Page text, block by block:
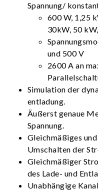
Spannung/
600 W, 1,25
30kW, 50
und 500 V
2600 A an
Simulation der
entladung.
Äußerst genaue
Spannung.
Gleichmäßiges
Umschalten der
Gleichmäßiger
des Lade- und
Unabhängige